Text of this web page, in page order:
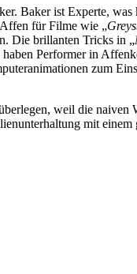
Baker ist Experte,
Affen für Filme wie „
Die brillanten Tricks in „
Performer in
zum
weil die naiven
mit einem